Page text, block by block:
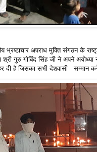
भ्रष्टाचार अपराध मुक्ति संगठन के
श्री गुरु गोबिंद सिंह जी ने अपने
दी है जिसका सभी देशवासी सम्मान